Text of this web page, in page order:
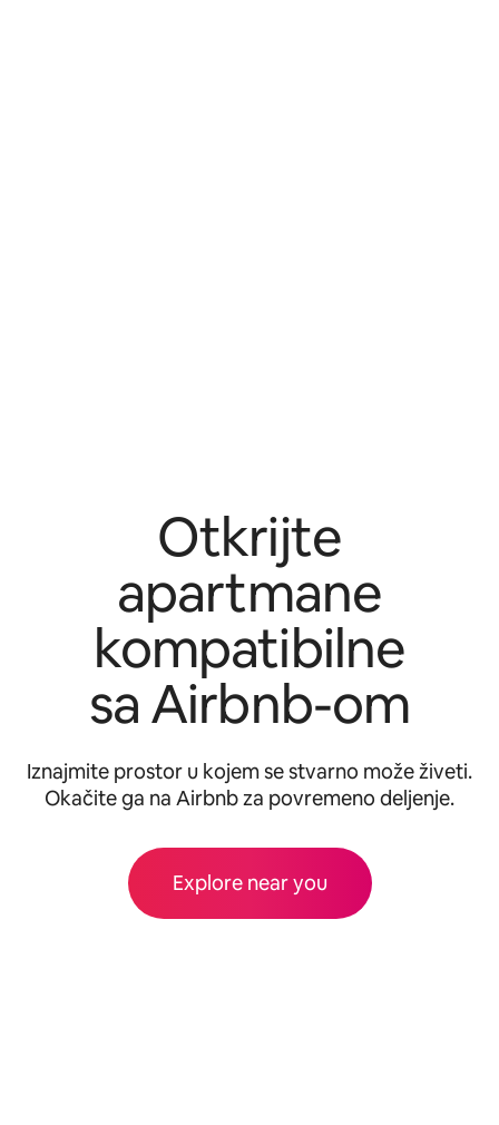
Otkrijte
apartmane
kompatibilne
sa Airbnb-om
Iznajmite prostor u kojem se stvarno može živeti.
Okačite ga na Airbnb za povremeno deljenje.
Explore near you